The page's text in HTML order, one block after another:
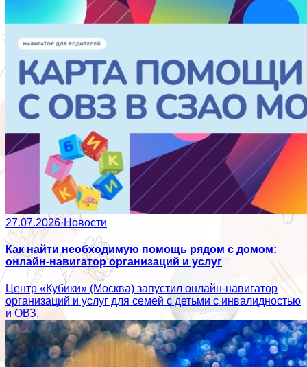
27.07.2026·Новости
Как найти необходимую помощь рядом с домом:
онлайн-навигатор организаций и услуг
Центр «Кубики» (Москва) запустил онлайн-навигатор
организаций и услуг для семей с детьми с инвалидностью
и ОВЗ.